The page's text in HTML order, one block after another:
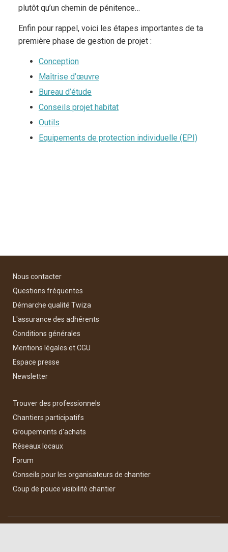
plutôt qu’un chemin de pénitence…
Enfin pour rappel, voici les étapes importantes de ta
première phase de gestion de projet :
Conception
Maîtrise d’œuvre
Bureau d’étude
Conseils projet habitat
Outils
Equipements de protection individuelle (EPI)
Nous contacter
Questions fréquentes
Démarche qualité Twiza
L'assurance des adhérents
Conditions générales
Mentions légales et CGU
Espace presse
Newsletter
Trouver des professionnels
Chantiers participatifs
Groupements d'achats
Réseaux locaux
Forum
Conseils pour les organisateurs de chantier
Coup de pouce visibilité chantier